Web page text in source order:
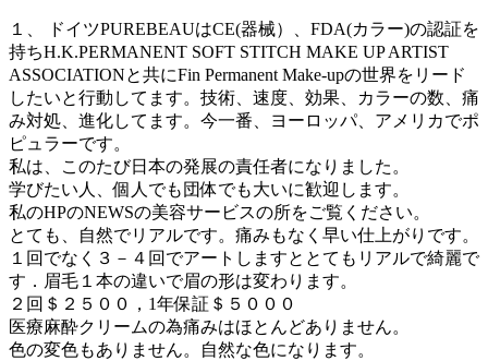
１、 ドイツPUREBEAUはCE(器械）、FDA(カラー)の認証を
持ちH.K.PERMANENT SOFT STITCH MAKE UP ARTIST
ASSOCIATIONと共にFin Permanent Make-upの世界をリード
したいと行動してます。技術、速度、効果、カラーの数、痛
み対処、進化してます。今一番、ヨーロッパ、アメリカでポ
ピュラーです。
私は、このたび日本の発展の責任者になりました。
学びたい人、個人でも団体でも大いに歓迎します。
私のHPのNEWSの美容サービスの所をご覧ください。
とても、自然でリアルです。痛みもなく早い仕上がりです。
１回でなく３－４回でアートしますととてもリアルで綺麗で
す．眉毛１本の違いで眉の形は変わります。
２回＄２５００，1年保証＄５０００
医療麻酔クリームの為痛みはほとんどありません。
色の変色もありません。自然な色になります。